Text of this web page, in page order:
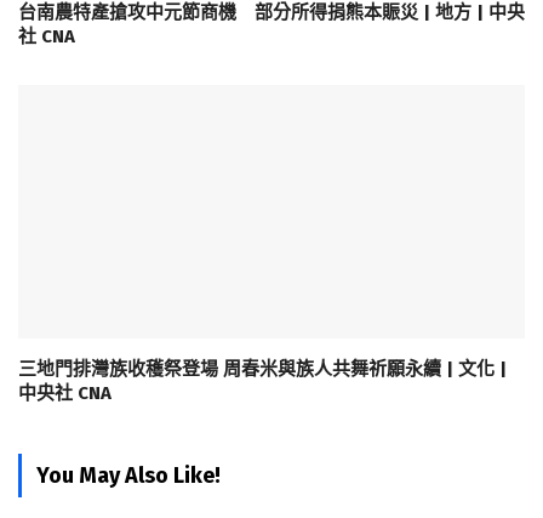
台南農特產搶攻中元節商機 部分所得捐熊本賑災 | 地方 | 中央
社 CNA
三地門排灣族收穫祭登場 周春米與族人共舞祈願永續 | 文化 |
中央社 CNA
You May Also Like!